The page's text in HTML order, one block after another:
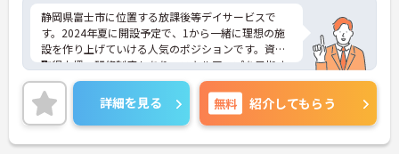
静岡県富士市に位置する放課後等デイサービスで
す。2024年夏に開設予定で、1から一緒に理想の施
設を作り上げていける人気のポジションです。資格
取得支援・研修制度もあり、スキルアップを目指す
方にもおすすめです。年間休日110日あり、しっか
り働いてしっかり休める、社員にとって理想の働き
方を実現できます。
マイカー通勤が可能なため、通勤に便利です。
ご興味をお持ちの方はお気軽にお問い合わせくださ
詳細を見る 無料 紹介してもらう